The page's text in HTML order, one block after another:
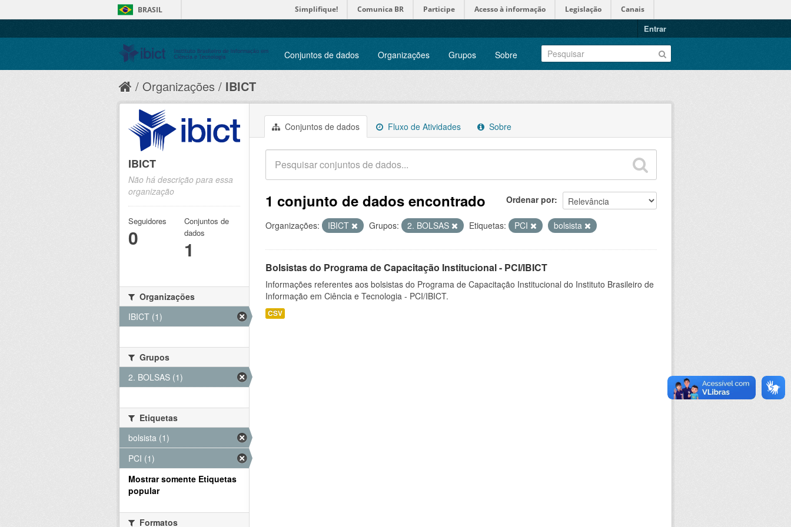
BRASIL Simplifique! Comunica BR Participe Acesso à informação Legislação Canais
Entrar
Conjuntos de dados Organizações Grupos Sobre
Organizações IBICT
Conjuntos de dados Fluxo de Atividades Sobre
Ordenar por
1 conjunto de dados encontrado
Organizações: IBICT Grupos: 2. BOLSAS Etiquetas: PCI bolsista
Bolsistas do Programa de Capacitação Institucional - PCI/IBICT
Informações referentes aos bolsistas do Programa de Capacitação Institucional do Instituto Brasileiro de
Informação em Ciência e Tecnologia - PCI/IBICT.
CSV
IBICT
Não há descrição para essa
organização
Seguidores
0
Conjuntos de
dados
1
Organizações
IBICT (1)
Grupos
2. BOLSAS (1)
Etiquetas
bolsista (1)
PCI (1)
Mostrar somente Etiquetas
popular
Formatos